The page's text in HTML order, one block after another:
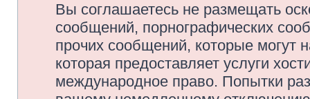
Вы соглашаетесь не размещать
сообщений, порнографических
прочих сообщений, которые могут
которая предоставляет услуги
международное право. Попытки